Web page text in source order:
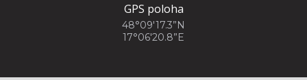
GPS poloha
48°09'17.3”N
17°06'20.8”E